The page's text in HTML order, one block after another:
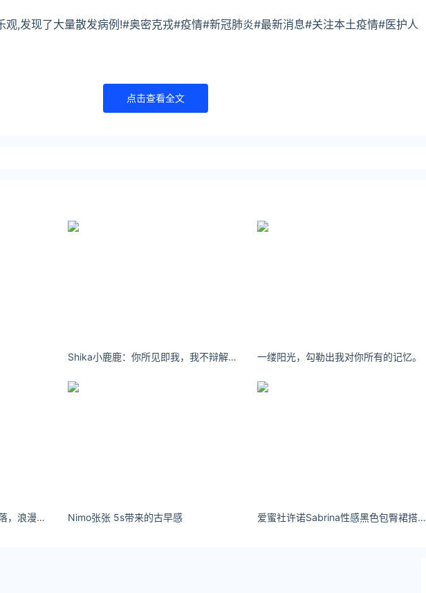
观,发现了大量散发病例!#奥密克戎#疫情#新冠肺炎#最新消息#关注本土疫情#医护人
0-24时本地播报10月13日 10:23贵州新增确诊病例3
年10月13日
点击查看全文
Shika小鹿鹿：你所见即我，我不辩解。 一缕阳光，勾勒出我对你所有的记忆。
暗黑系手机壁纸 爱意东升西落，浪漫至死不渝。 Nimo张张 5s带来的古早感 爱蜜社许诺Sabrina性感黑色包臀裙搭配性感魅惑黑丝